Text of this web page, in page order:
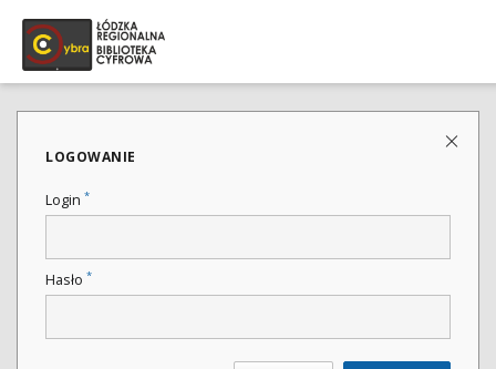
LOGOWANIE
Login *
Hasło *